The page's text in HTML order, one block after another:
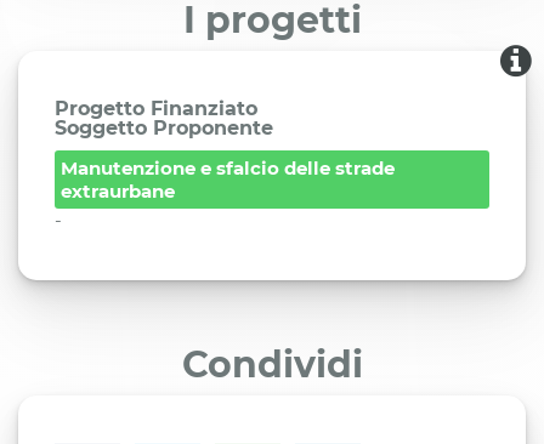
I progetti
Progetto Finanziato
Soggetto Proponente
Manutenzione e sfalcio delle strade
extraurbane
-
Condividi